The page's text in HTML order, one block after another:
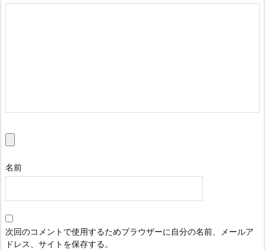
名前
次回のコメントで使用するためブラウザーに自分の名前、メールア
ドレス、サイトを保存する。